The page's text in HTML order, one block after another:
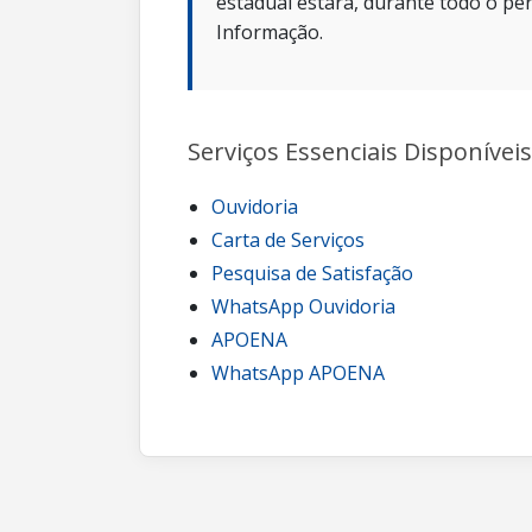
Informação.
Serviços Essenciais
Ouvidoria
Carta de Serviços
Pesquisa de Satisfação
WhatsApp Ouvidoria
APOENA
WhatsApp APOENA